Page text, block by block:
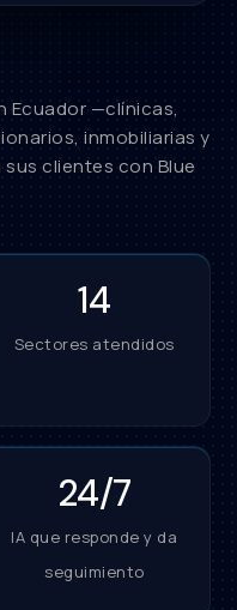
Ecuador —clínicas,
inmobiliarias y
clientes con Blue
14
Sectores atendidos
24/7
IA que responde y da
seguimiento